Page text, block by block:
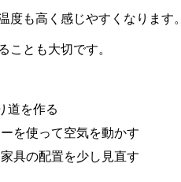
度も高く感じやすくなります。
ことも大切です。
道を作る
を使って空気を動かす
具の配置を少し見直す